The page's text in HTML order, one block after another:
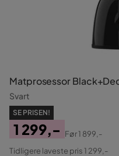
Matprosessor
Svart
SE PRISEN!
Pris
1 299,-
Original
Før1 899,-
Tidligere laveste pris 1 299,-